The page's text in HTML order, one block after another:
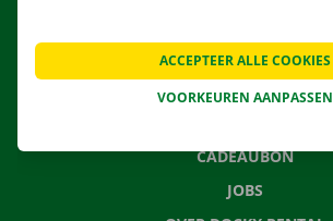
CONTACTEER ONS
VEELGESTELDE VRAGEN
CADEAUBON
JOBS
VOORKEUREN AANPASSEN
ACCEPTEER ALLE COOKIES